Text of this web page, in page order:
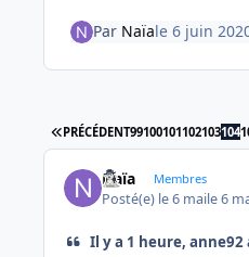
Par Naïale 6 juin
PREMIÈRE PAGE
PRÉCÉDENT99100101102103104
Naïa Membres
Posté(e) le 6 maile 6
Il y a 1 heure, anne92